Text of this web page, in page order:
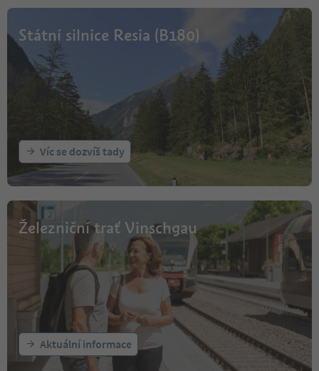
Státní silnice Resia (B180)
Víc se dozvíš tady
Železniční trať Vinschgau
Aktuální informace